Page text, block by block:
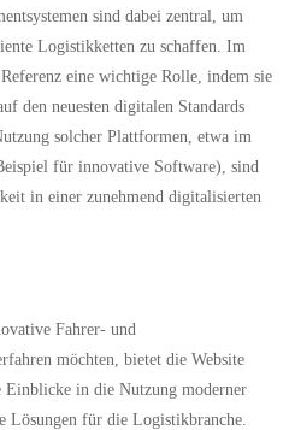
sind dabei zentral, um
Logistikketten zu schaffen. Im
eine wichtige Rolle, indem sie
den neuesten digitalen Standards
solcher Plattformen, etwa im
für innovative Software), sind
in einer zunehmend digitalisierten
Fahrer- und
möchten, bietet die Website
in die Nutzung moderner
Lösungen für die Logistikbranche.